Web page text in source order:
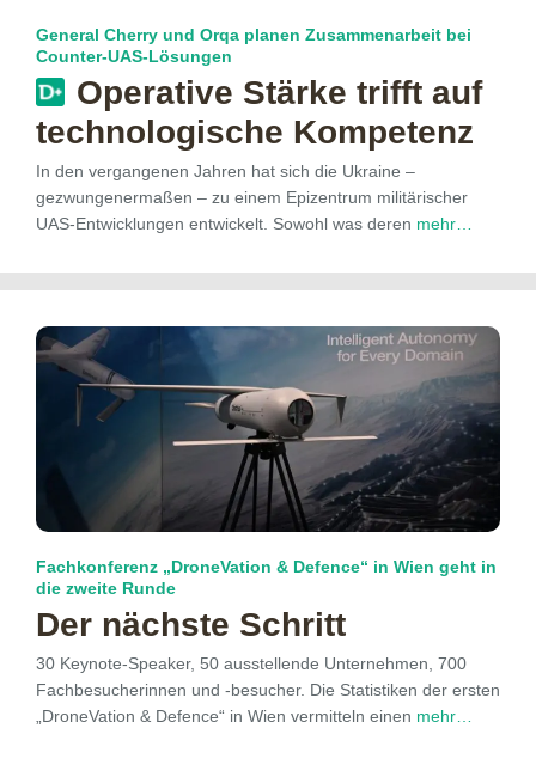
General Cherry und Orqa planen Zusammenarbeit bei
Counter-UAS-Lösungen
Operative Stärke trifft auf
technologische Kompetenz
In den vergangenen Jahren hat sich die Ukraine –
gezwungenermaßen – zu einem Epizentrum militärischer
UAS-Entwicklungen entwickelt. Sowohl was deren mehr…
Fachkonferenz „DroneVation & Defence“ in Wien geht in
die zweite Runde
Der nächste Schritt
30 Keynote-Speaker, 50 ausstellende Unternehmen, 700
Fachbesucherinnen und -besucher. Die Statistiken der ersten
„DroneVation & Defence“ in Wien vermitteln einen mehr…